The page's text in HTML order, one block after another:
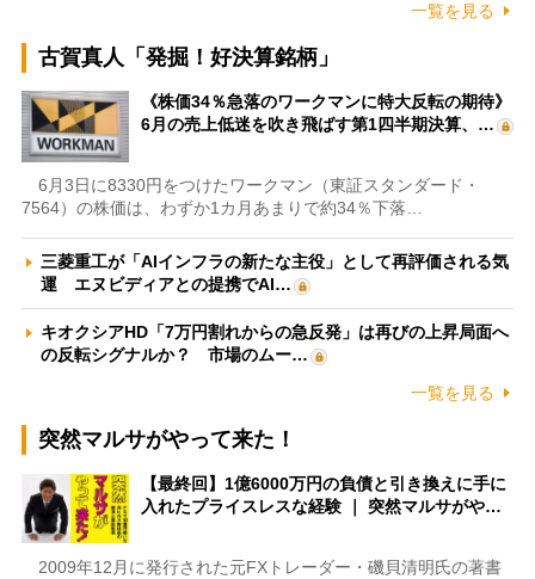
一覧を見る
古賀真人「発掘！好決算銘柄」
《株価34％急落のワークマンに特大反転の期待》
6月の売上低迷を吹き飛ばす第1四半期決算、…
6月3日に8330円をつけたワークマン（東証スタンダード・
7564）の株価は、わずか1カ月あまりで約34％下落…
三菱重工が「AIインフラの新たな主役」として再評価される気
運 エヌビディアとの提携でAI…
キオクシアHD「7万円割れからの急反発」は再びの上昇局面へ
の反転シグナルか？ 市場のムー…
一覧を見る
突然マルサがやって来た！
【最終回】1億6000万円の負債と引き換えに手に
入れたプライスレスな経験 ｜ 突然マルサがや…
2009年12月に発行された元FXトレーダー・磯貝清明氏の著書